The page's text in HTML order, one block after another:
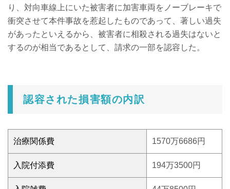
り、対向車線上にいた被害者に加害車両をノーブレーキで
衝突させて本件事故を惹起したものであって、著しい過失
があったといえるから、被害者に相殺される過失はないと
するのが相当であるとして、請求の一部を認容した。
認容された損害額の内訳
治療関係費 1570万6686円
入院付添費 194万3500円